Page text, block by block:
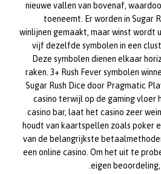
nieuwe vallen van bovenaf,
toeneemt. Er worden in Sugar
winlijnen gemaakt, maar winst wordt
vijf dezelfde symbolen in een
Deze symbolen dienen elkaar
raken. 3+ Rush Fever symbolen
Sugar Rush Dice door Pragmatic
casino terwijl op de gaming vloer
casino bar, laat het casino zeer
houdt van kaartspellen zoals poker
van de belangrijkste
een online casino. Om het uit te
eigen